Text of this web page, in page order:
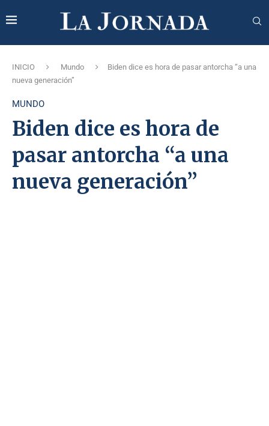
INICIO Mundo
Biden dice es hora de pasar antorcha “a una
nueva generación”
MUNDO
Biden dice es hora de
pasar antorcha “a una
nueva generación”